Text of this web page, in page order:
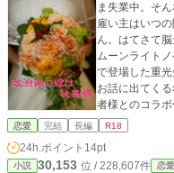
ま失業中。そ
雇い主はいつ
ん。はてさて
ムーンライト
で登場した重光
お話に出てく
者様とのコラボ作
サイト内でコ
２月２０日現在
恋愛 完結 長編 R18
24h.ポイント 14pt
小説 30,153 位 / 228,607件 恋愛